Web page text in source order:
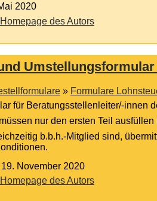
2020
» Formulare
für Beratungsstellenleiter/-innen
nur den ersten Teil
b.b.h.-Mitglied sind,
November 2020